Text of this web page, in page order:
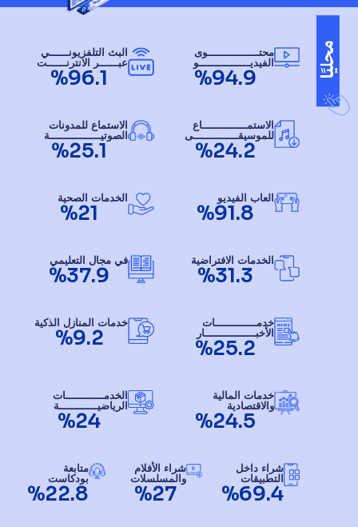
محتــــــــــــــــوى
الفيديــــــــــــــــو
%94.9
البث التلفزيونــــــي
عبــــــر الانترنــــــت
%96.1
الاستمــــــــــــــاع
للموسيقــــــــــــــى
%24.2
الاستماع للمدونات
الصوتيــــــــــــــــة
%25.1
العاب الفيديو
%91.8
الخدمات الصحية
%21
الخدمات الافتراضية
%31.3
في مجال التعليمي
%37.9
خدمـــــــــــــات
الأخبــــــــــــــــار
%25.2
خدمات المنازل الذكية
%9.2
خدمات المالية
والاقتصادية
%24.5
الخدمــــــــــــات
الرياضيــــــــــــة
%24
شراء داخل
التطبيقات
%69.4
شراء الأفلام
والمسلسلات
%27
متابعة
بودكاست
%22.8